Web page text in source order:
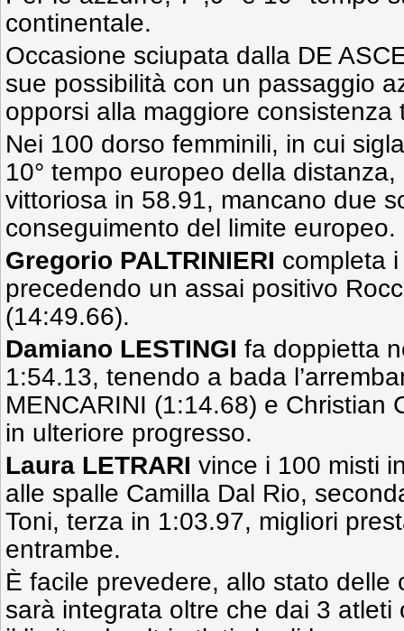
continentale.
Occasione sciupata dalla DE
sue possibilità con un passaggio
opporsi alla maggiore
Nei 100 dorso femminili, in cui
10° tempo europeo della
vittoriosa in 58.91, mancano due
conseguimento del limite europeo.
Gregorio PALTRINIERI completa
precedendo un assai positivo
(14:49.66).
Damiano LESTINGI fa doppietta
1:54.13, tenendo a bada
MENCARINI (1:14.68) e Christian
in ulteriore progresso.
Laura LETRARI vince i 100 misti
alle spalle Camilla Dal Rio,
Toni, terza in 1:03.97, migliori
entrambe.
È facile prevedere, allo stato delle
sarà integrata oltre che dai 3